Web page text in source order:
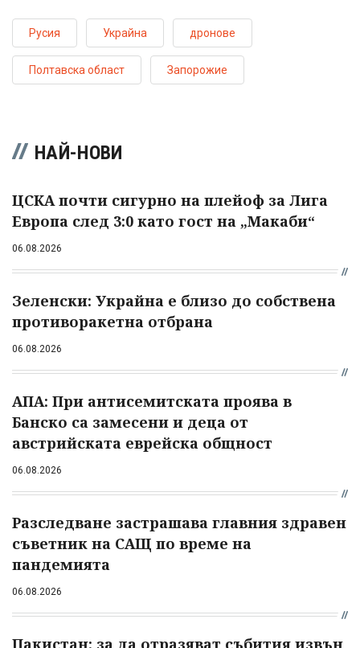
Русия Украйна дронове
Полтавска област Запорожие
НАЙ-НОВИ
ЦСКА почти сигурно на плейоф за Лига
Европа след 3:0 като гост на „Макаби“
06.08.2026
Зеленски: Украйна е близо до собствена
противоракетна отбрана
06.08.2026
АПА: При антисемитската проява в
Банско са замесени и деца от
австрийската еврейска общност
06.08.2026
Разследване застрашава главния здравен
съветник на САЩ по време на
пандемията
06.08.2026
Пакистан: за да отразяват събития извън